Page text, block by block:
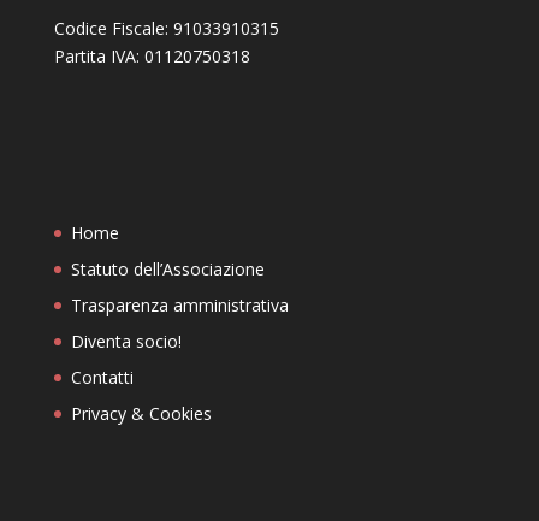
Codice Fiscale: 91033910315
Partita IVA: 01120750318
Home
Statuto dell’Associazione
Trasparenza amministrativa
Diventa socio!
Contatti
Privacy & Cookies